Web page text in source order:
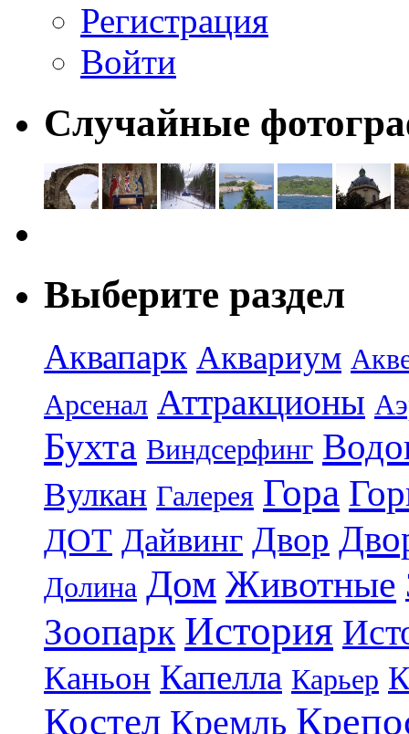
Регистрация
Войти
Случайные
Выберите раздел
Аквапарк Аквариум
Арсенал Аттракционы
Бухта Виндсерфинг
Вулкан Галерея Гора
ДОТ Дайвинг Двор
Долина Дом Животные
Зоопарк История
Каньон Капелла Карьер
Костел Кремль